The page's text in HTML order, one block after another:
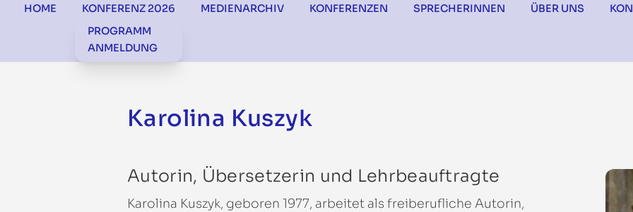
HOME
KONFERENZ 2026
PROGRAMM
ANMELDUNG
MEDIENARCHIV KONFERENZEN SPRECHERINNEN ÜBER UNS
Karolina Kuszyk
Autorin, Übersetzerin und Lehrbeauftragte
Karolina Kuszyk, geboren 1977, arbeitet als freiberufliche Autorin,